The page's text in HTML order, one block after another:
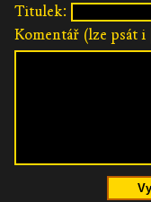
Titulek:
Komentář (lze psát i